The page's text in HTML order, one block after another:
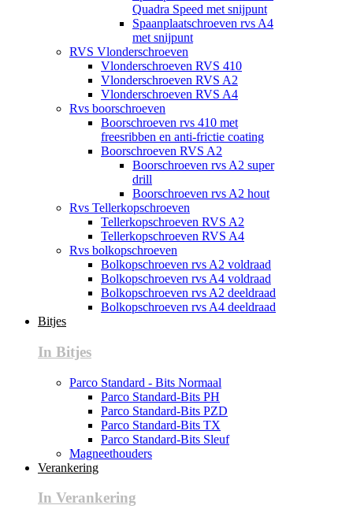
Quadra Speed met snijpunt
Spaanplaatschroeven rvs A4
met snijpunt
RVS Vlonderschroeven
Vlonderschroeven RVS 410
Vlonderschroeven RVS A2
Vlonderschroeven RVS A4
Rvs boorschroeven
Boorschroeven rvs 410 met
freesribben en anti-frictie coating
Boorschroeven RVS A2
Boorschroeven rvs A2 super
drill
Boorschroeven rvs A2 hout
Rvs Tellerkopschroeven
Tellerkopschroeven RVS A2
Tellerkopschroeven RVS A4
Rvs bolkopschroeven
Bolkopschroeven rvs A2 voldraad
Bolkopschroeven rvs A4 voldraad
Bolkopschroeven rvs A2 deeldraad
Bolkopschroeven rvs A4 deeldraad
Bitjes
In Bitjes
Parco Standard - Bits Normaal
Parco Standard-Bits PH
Parco Standard-Bits PZD
Parco Standard-Bits TX
Parco Standard-Bits Sleuf
Magneethouders
Verankering
In Verankering